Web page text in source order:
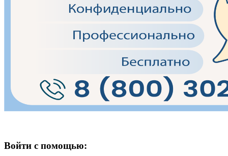
Войти с помощью: